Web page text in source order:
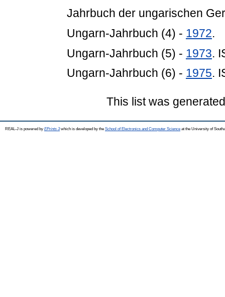
Jahrbuch der ungarischen
Ungarn-Jahrbuch (4) - 1972.
Ungarn-Jahrbuch (5) - 1973.
Ungarn-Jahrbuch (6) - 1975.
This list was
REAL-J is powered by EPrints 3which is developed by the School of Electronics and Computer Science at the University of